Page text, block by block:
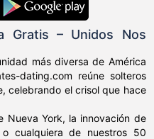
Gratis – Unidos Nos
más diversa de América
dating.com reúne solteros
celebrando el crisol que hace
Nueva York, la innovación de
cualquiera de nuestros 50